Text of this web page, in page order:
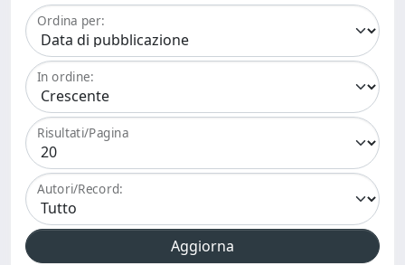
Ordina per:
In ordine:
Risultati/Pagina
Autori/Record: